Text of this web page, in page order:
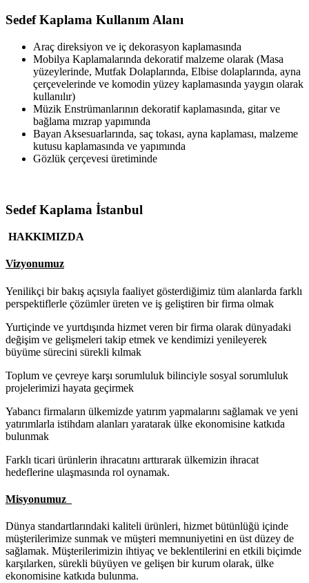
Sedef Kaplama Kullanım Alanı
Araç direksiyon ve iç dekorasyon kaplamasında
Mobilya Kaplamalarında dekoratif malzeme olarak (Masa
yüzeylerinde, Mutfak Dolaplarında, Elbise dolaplarında, ayna
çerçevelerinde ve komodin yüzey kaplamasında yaygın olarak
kullanılır)
Müzik Enstrümanlarının dekoratif kaplamasında, gitar ve
bağlama mızrap yapımında
Bayan Aksesuarlarında, saç tokası, ayna kaplaması, malzeme
kutusu kaplamasında ve yapımında
Gözlük çerçevesi üretiminde
Sedef Kaplama İstanbul
HAKKIMIZDA
Vizyonumuz
Yenilikçi bir bakış açısıyla faaliyet gösterdiğimiz tüm alanlarda farklı
perspektiflerle çözümler üreten ve iş geliştiren bir firma olmak
Yurtiçinde ve yurtdışında hizmet veren bir firma olarak dünyadaki
değişim ve gelişmeleri takip etmek ve kendimizi yenileyerek
büyüme sürecini sürekli kılmak
Toplum ve çevreye karşı sorumluluk bilinciyle sosyal sorumluluk
projelerimizi hayata geçirmek
Yabancı firmaların ülkemizde yatırım yapmalarını sağlamak ve yeni
yatırımlarla istihdam alanları yaratarak ülke ekonomisine katkıda
bulunmak
Farklı ticari ürünlerin ihracatını arttırarak ülkemizin ihracat
hedeflerine ulaşmasında rol oynamak.
Misyonumuz
Dünya standartlarındaki kaliteli ürünleri, hizmet bütünlüğü içinde
müşterilerimize sunmak ve müşteri memnuniyetini en üst düzey de
sağlamak. Müşterilerimizin ihtiyaç ve beklentilerini en etkili biçimde
karşılarken, sürekli büyüyen ve gelişen bir kurum olarak, ülke
ekonomisine katkıda bulunma.